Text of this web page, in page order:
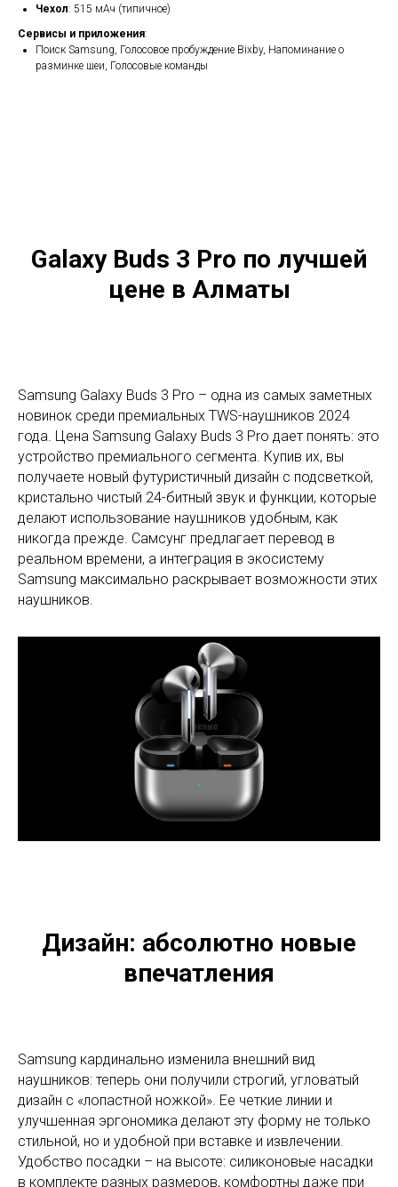
Чехол: 515 мАч (типичное)
Сервисы и приложения:
Поиск Samsung, Голосовое пробуждение Bixby, Напоминание о
разминке шеи, Голосовые команды
Galaxy Buds 3 Pro по лучшей
цене в Алматы
Samsung Galaxy Buds 3 Pro – одна из самых заметных
новинок среди премиальных TWS-наушников 2024
года. Цена Samsung Galaxy Buds 3 Pro дает понять: это
устройство премиального сегмента. Купив их, вы
получаете новый футуристичный дизайн с подсветкой,
кристально чистый 24-битный звук и функции, которые
делают использование наушников удобным, как
никогда прежде. Самсунг предлагает перевод в
реальном времени, а интеграция в экосистему
Samsung максимально раскрывает возможности этих
наушников.
Дизайн: абсолютно новые
впечатления
Samsung кардинально изменила внешний вид
наушников: теперь они получили строгий, угловатый
дизайн с «лопастной ножкой». Ее четкие линии и
улучшенная эргономика делают эту форму не только
стильной, но и удобной при вставке и извлечении.
Удобство посадки – на высоте: силиконовые насадки
в комплекте разных размеров, комфортны даже при